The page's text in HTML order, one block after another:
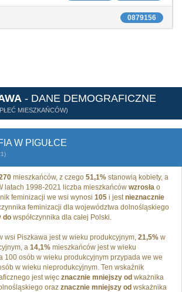
0879156
- DANE DEMOGRAFICZNE
MIESZKAŃCÓW)
W PIGUŁCE
mieszkańców, z czego 51,1% stanowią kobiety, a
latach 1998-2021 liczba mieszkańców wzrosła o
feminizacji we wsi wynosi 105 i jestnieznacznie
feminizacji dla województwa dolnośląskiego
do współczynnika dla całej Polski.
wsi Piszkawa jest w wieku produkcyjnym, 21,5% w
a 14,1% mieszkańców jest w wieku
100 osób w wieku produkcyjnym przypada we we
w wieku nieprodukcyjnym. Ten wskaźnik
jest więc znacznie mniejszy od wkażnika
oraz znacznie mniejszy od wskażnika